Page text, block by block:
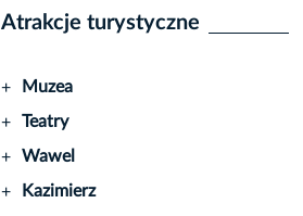
Atrakcje turystyczne
+ Muzea
+ Teatry
+ Wawel
+ Kazimierz